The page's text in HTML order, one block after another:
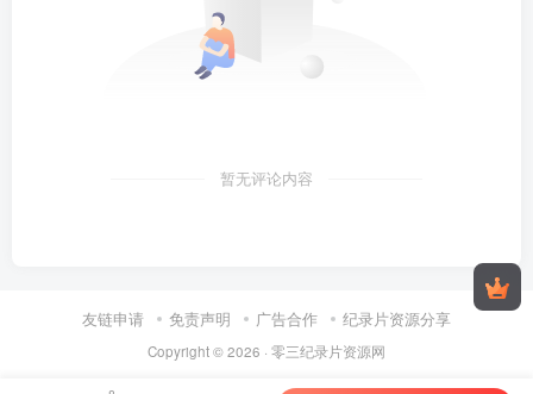
暂无评论内容
友链申请 免责声明 广告合作 纪录片资源分享
Copyright © 2026 · 零三纪录片资源网